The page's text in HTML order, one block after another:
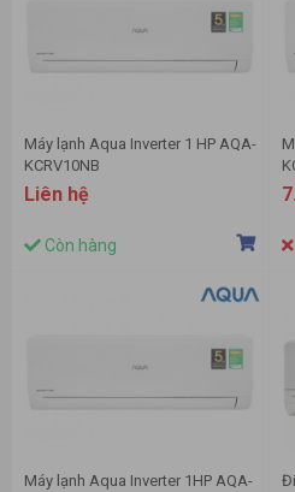
Máy lạnh Aqua Inverter 1 HP AQA-
KCRV10NB
Liên hệ
Còn hàng
Máy lạnh Aqua Inverter 1HP AQA-